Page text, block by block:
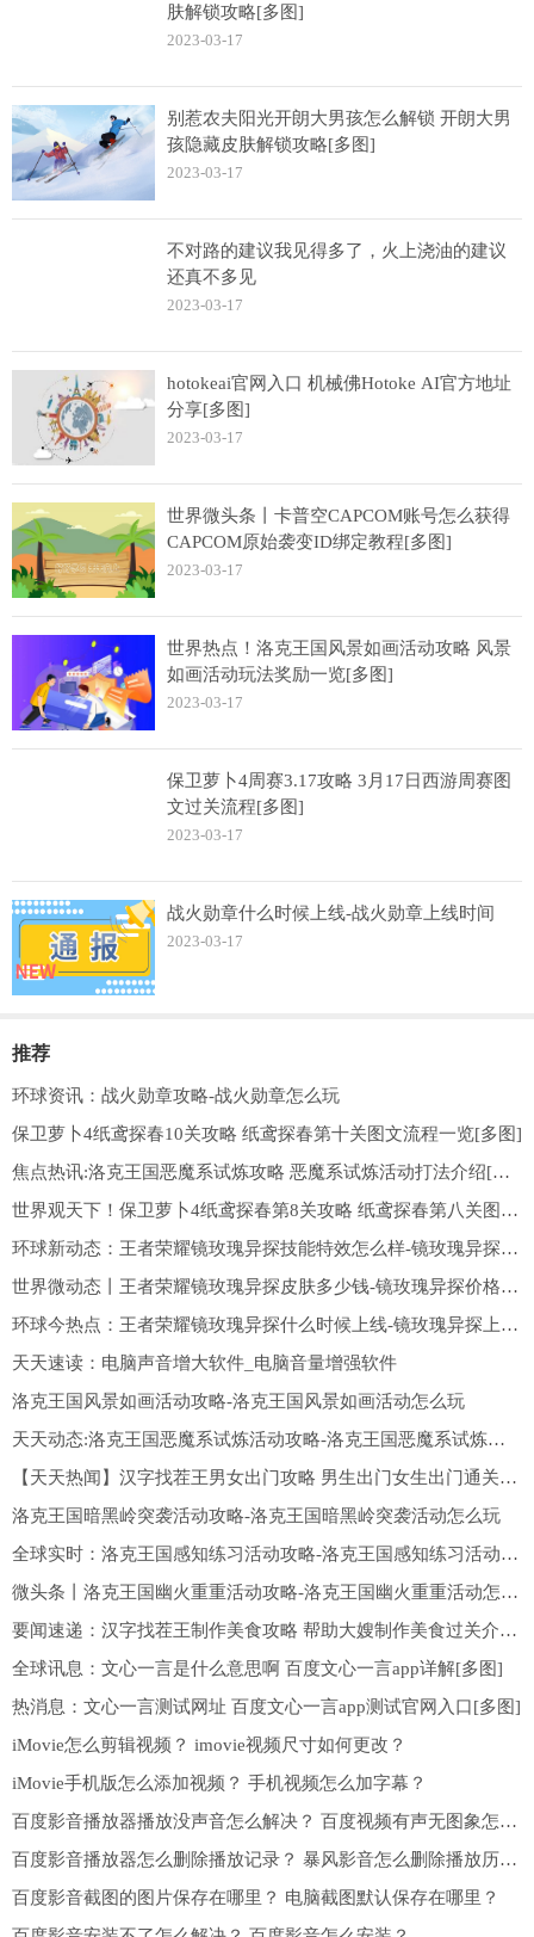
肤解锁攻略[多图]
2023-03-17
别惹农夫阳光开朗大男孩怎么解锁 开朗大男
孩隐藏皮肤解锁攻略[多图]
2023-03-17
不对路的建议我见得多了，火上浇油的建议
还真不多见
2023-03-17
hotokeai官网入口 机械佛Hotoke AI官方地址
分享[多图]
2023-03-17
世界微头条丨卡普空CAPCOM账号怎么获得
CAPCOM原始袭变ID绑定教程[多图]
2023-03-17
世界热点！洛克王国风景如画活动攻略 风景
如画活动玩法奖励一览[多图]
2023-03-17
保卫萝卜4周赛3.17攻略 3月17日西游周赛图
文过关流程[多图]
2023-03-17
战火勋章什么时候上线-战火勋章上线时间
2023-03-17
推荐
环球资讯：战火勋章攻略-战火勋章怎么玩
保卫萝卜4纸鸢探春10关攻略 纸鸢探春第十关图文流程一览[多图]
焦点热讯:洛克王国恶魔系试炼攻略 恶魔系试炼活动打法介绍[多图]
世界观天下！保卫萝卜4纸鸢探春第8关攻略 纸鸢探春第八关图文过关一览[多图]
环球新动态：王者荣耀镜玫瑰异探技能特效怎么样-镜玫瑰异探技能特效一览
世界微动态丨王者荣耀镜玫瑰异探皮肤多少钱-镜玫瑰异探价格介绍
环球今热点：王者荣耀镜玫瑰异探什么时候上线-镜玫瑰异探上线时间一览
天天速读：电脑声音增大软件_电脑音量增强软件
洛克王国风景如画活动攻略-洛克王国风景如画活动怎么玩
天天动态:洛克王国恶魔系试炼活动攻略-洛克王国恶魔系试炼活动怎么玩
【天天热闻】汉字找茬王男女出门攻略 男生出门女生出门通关答案分享[多图]
洛克王国暗黑岭突袭活动攻略-洛克王国暗黑岭突袭活动怎么玩
全球实时：洛克王国感知练习活动攻略-洛克王国感知练习活动玩法
微头条丨洛克王国幽火重重活动攻略-洛克王国幽火重重活动怎么玩
要闻速递：汉字找茬王制作美食攻略 帮助大嫂制作美食过关介绍[多图]
全球讯息：文心一言是什么意思啊 百度文心一言app详解[多图]
热消息：文心一言测试网址 百度文心一言app测试官网入口[多图]
iMovie怎么剪辑视频？ imovie视频尺寸如何更改？
iMovie手机版怎么添加视频？ 手机视频怎么加字幕？
百度影音播放器播放没声音怎么解决？ 百度视频有声无图象怎样解决？
百度影音播放器怎么删除播放记录？ 暴风影音怎么删除播放历史记录？
百度影音截图的图片保存在哪里？ 电脑截图默认保存在哪里？